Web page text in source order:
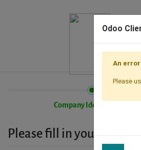
Company Identification
Please fill in your
Odoo
An
Please